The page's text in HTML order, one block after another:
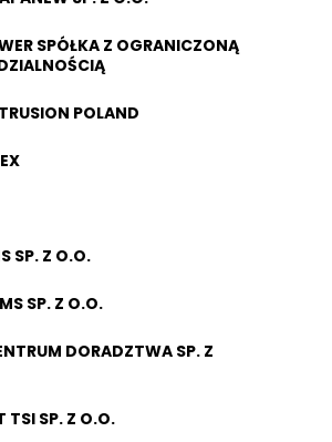
SPÓŁKA Z OGRANICZONĄ
POLAND
SP. Z O.O.
SP. Z O.O.
DORADZTWA SP. Z
TSI SP. Z O.O.